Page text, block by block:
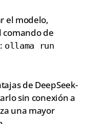
el modelo,
comando de
ollama run
de DeepSeek-
sin conexión a
una mayor